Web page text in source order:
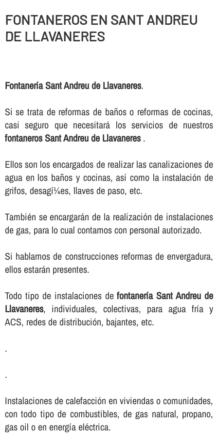
FONTANEROS EN SANT ANDREU
DE LLAVANERES
Fontanerí­a Sant Andreu de Llavaneres.
Si se trata de reformas de baños o reformas de cocinas,
casi seguro que necesitará los servicios de nuestros
fontaneros Sant Andreu de Llavaneres.
Ellos son los encargados de realizar las canalizaciones de
agua en los baños y cocinas, así­ como la instalación de
grifos, desagí¼es, llaves de paso, etc.
También se encargarán de la realización de instalaciones
de gas, para lo cual contamos con personal autorizado.
Si hablamos de construcciones reformas de envergadura,
ellos estarán presentes.
Todo tipo de instalaciones defontanerí­a Sant Andreu de
Llavaneres, individuales, colectivas, para agua frí­a y
ACS, redes de distribución, bajantes, etc.
.
.
Instalaciones de calefacción en viviendas o comunidades,
con todo tipo de combustibles, de gas natural, propano,
gas oil o en energí­a eléctrica.